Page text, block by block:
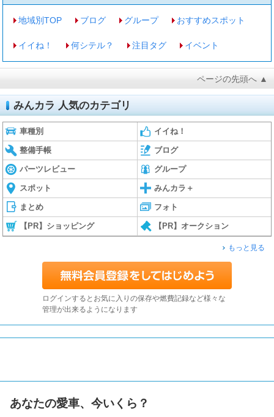
地域別TOP ブログ グループ おすすめスポット
イイね！ 何シテル？ 注目タグ イベント
ページの先頭へ ▲
みんカラ 人気のカテゴリ
車種別 イイね！
整備手帳 ブログ
パーツレビュー グループ
スポット みんカラ＋
まとめ フォト
【PR】ショッピング 【PR】オークション
もっと見る
ログインするとお気に入りの保存や燃費記録など様々な
管理が出来るようになります
あなたの愛車、今いくら？